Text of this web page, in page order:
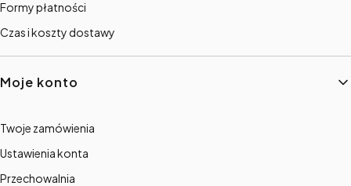
Formy płatności
Czas i koszty dostawy
Moje konto
Twoje zamówienia
Ustawienia konta
Przechowalnia